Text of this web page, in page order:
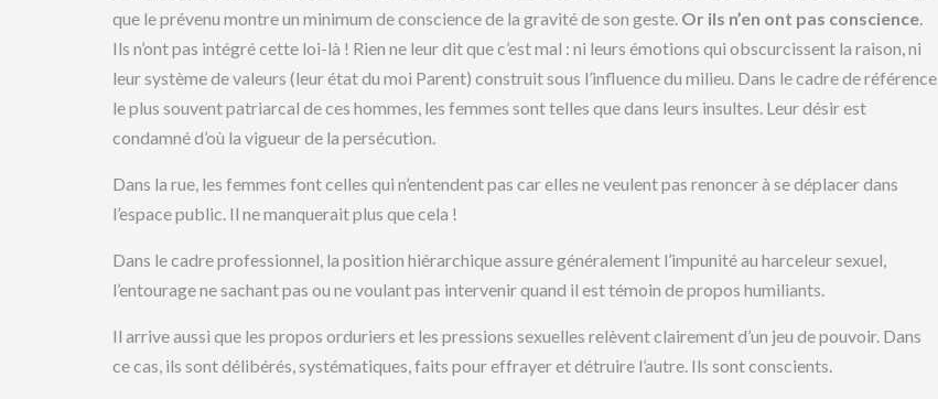
que le prévenu montre un minimum de conscience de la gravité de son geste. Or ils n’en ont pas conscience.
Ils n’ont pas intégré cette loi-là ! Rien ne leur dit que c’est mal : ni leurs émotions qui obscurcissent la raison, ni
leur système de valeurs (leur état du moi Parent) construit sous l’influence du milieu. Dans le cadre de référence
le plus souvent patriarcal de ces hommes, les femmes sont telles que dans leurs insultes. Leur désir est
condamné d’où la vigueur de la persécution.
Dans la rue, les femmes font celles qui n’entendent pas car elles ne veulent pas renoncer à se déplacer dans
l’espace public. Il ne manquerait plus que cela !
Dans le cadre professionnel, la position hiérarchique assure généralement l’impunité au harceleur sexuel,
l’entourage ne sachant pas ou ne voulant pas intervenir quand il est témoin de propos humiliants.
Il arrive aussi que les propos orduriers et les pressions sexuelles relèvent clairement d’un jeu de pouvoir. Dans
ce cas, ils sont délibérés, systématiques, faits pour effrayer et détruire l’autre. Ils sont conscients.